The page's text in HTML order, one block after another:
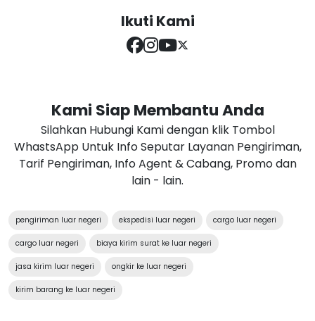
Ikuti Kami
Kami Siap Membantu Anda
Silahkan Hubungi Kami dengan klik Tombol
WhastsApp Untuk Info Seputar Layanan Pengiriman,
Tarif Pengiriman, Info Agent & Cabang, Promo dan
lain - lain.
pengiriman luar negeri ekspedisi luar negeri cargo luar negeri
cargo luar negeri biaya kirim surat ke luar negeri
jasa kirim luar negeri ongkir ke luar negeri
kirim barang ke luar negeri